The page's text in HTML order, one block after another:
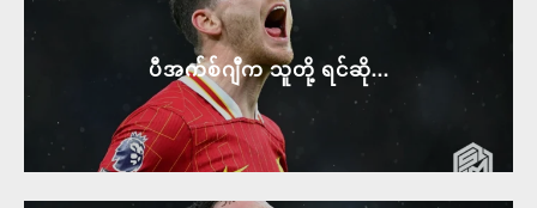
ပီအက်စ်ဂျီက သူတို့ ရင်ဆို...